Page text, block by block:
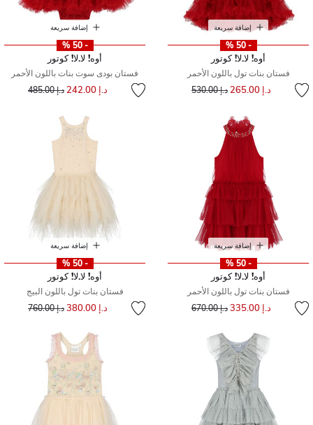
إضافة سريعة
- 50 %
أوه! لا.لا! كوتور
فستان بنات تول باللون الأحمر
د.إ 265.00 سعر مخفض مند.إ 530.00
إضافة سريعة
- 50 %
أوه! لا.لا! كوتور
فستان بودى سوت بنات باللون الأحمر
د.إ 242.00 سعر مخفض من
د.إ 485.00 إلى
إضافة سريعة
- 50 %
أوه! لا.لا! كوتور
فستان بنات تول باللون الأحمر
د.إ 335.00 سعر مخفض مند.إ 670.00
إضافة سريعة
- 50 %
أوه! لا.لا! كوتور
فستان بنات تول باللون البيج
د.إ 380.00 سعر مخفض من
د.إ 760.00 إلى